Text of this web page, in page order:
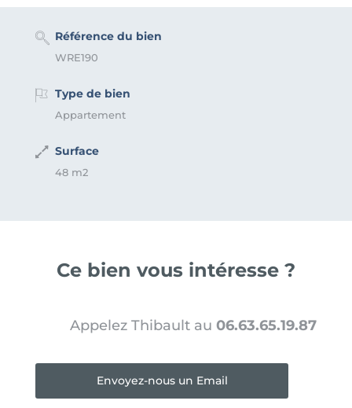
Référence du bien
WRE190
Type de bien
Appartement
Surface
48 m2
Ce bien vous intéresse ?
Appelez Thibault au06.63.65.19.87
Envoyez-nous un Email